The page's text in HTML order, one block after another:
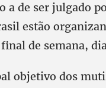
a de ser julgado
estão
de semana,
objetivo dos